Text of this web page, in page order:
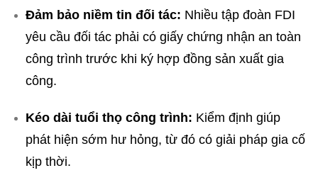
Đảm bảo niềm tin đối tác: Nhiều tập đoàn FDI
yêu cầu đối tác phải có giấy chứng nhận an toàn
công trình trước khi ký hợp đồng sản xuất gia
công.
Kéo dài tuổi thọ công trình: Kiểm định giúp
phát hiện sớm hư hỏng, từ đó có giải pháp gia cố
kịp thời.